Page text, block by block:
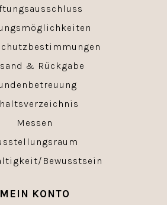
& Rückgabe
Messen
Bewusstsein
MEIN KONTO